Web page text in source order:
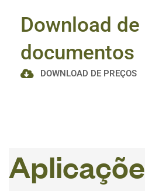
Download de
documentos
DOWNLOAD DE PREÇOS
Aplicaçõe